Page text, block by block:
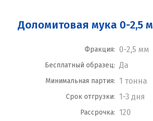
Доломитовая мука 0-2,5
Фракция: 0-2,5 мм
Бесплатный образец: Да
Минимальная партия: 1 тонна
Срок отгрузки: 1-3 дня
Рассрочка: 120